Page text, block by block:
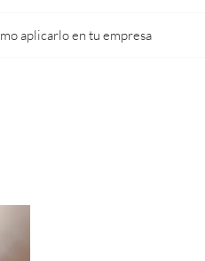
aplicarlo en tu empresa